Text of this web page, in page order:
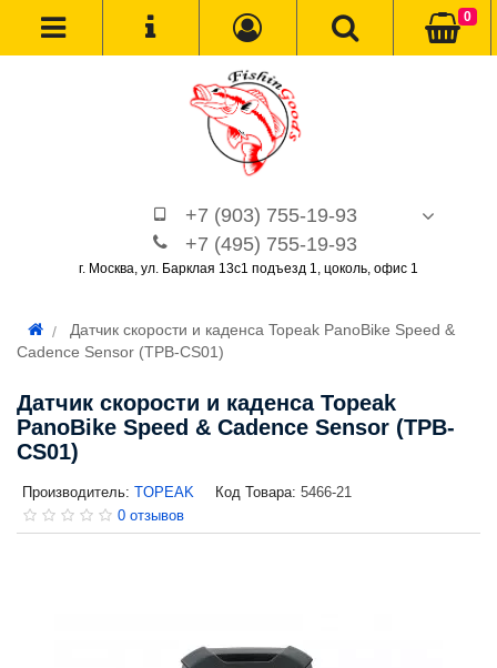
+7 (903) 755-19-93
+7 (495) 755-19-93
г. Москва, ул. Барклая 13с1 подъезд 1, цоколь, офис 1
0
Датчик скорости и каденса Topeak PanoBike Speed &
Cadence Sensor (TPB-CS01)
Датчик скорости и каденса Topeak
PanoBike Speed & Cadence Sensor (TPB-
CS01)
Производитель: TOPEAK Код Товара: 5466-21
0 отзывов